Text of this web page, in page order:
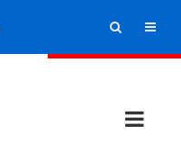
ricerca menu